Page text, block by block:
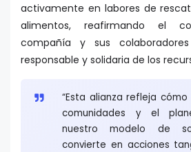
activamente en labores de
alimentos, reafirmando el
compañía y sus
responsable y solidaria de los
“Esta alianza refleja
comunidades y el
nuestro modelo de
convierte en acciones